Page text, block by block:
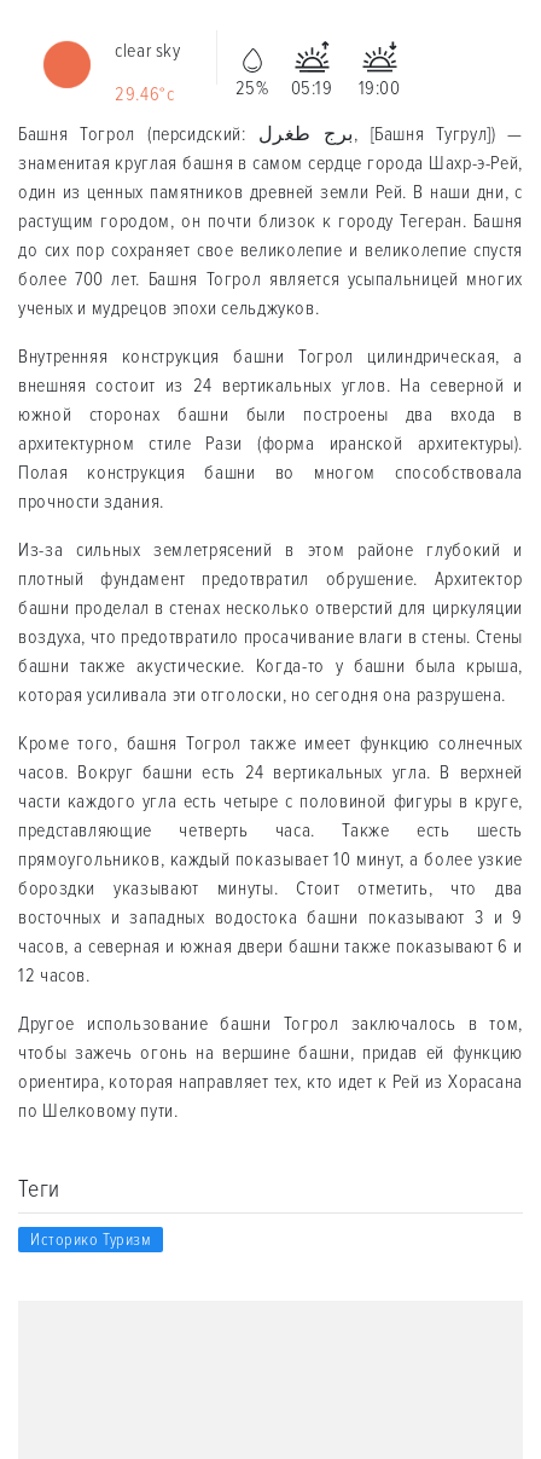
clear sky
29.46°c
25% 05:19
19:00
Башня Тогрол (персидский: برج طغرل, [Башня Тугрул]) —
знаменитая круглая башня в самом сердце города Шахр-э-Рей,
один из ценных памятников древней земли Рей. В наши дни, с
растущим городом, он почти близок к городу Тегеран. Башня
до сих пор сохраняет свое великолепие и великолепие спустя
более 700 лет. Башня Тогрол является усыпальницей многих
ученых и мудрецов эпохи сельджуков.
Внутренняя конструкция башни Тогрол цилиндрическая, а
внешняя состоит из 24 вертикальных углов. На северной и
южной сторонах башни были построены два входа в
архитектурном стиле Рази (форма иранской архитектуры).
Полая конструкция башни во многом способствовала
прочности здания.
Из-за сильных землетрясений в этом районе глубокий и
плотный фундамент предотвратил обрушение. Архитектор
башни проделал в стенах несколько отверстий для циркуляции
воздуха, что предотвратило просачивание влаги в стены. Стены
башни также акустические. Когда-то у башни была крыша,
которая усиливала эти отголоски, но сегодня она разрушена.
Кроме того, башня Тогрол также имеет функцию солнечных
часов. Вокруг башни есть 24 вертикальных угла. В верхней
части каждого угла есть четыре с половиной фигуры в круге,
представляющие четверть часа. Также есть шесть
прямоугольников, каждый показывает 10 минут, а более узкие
бороздки указывают минуты. Стоит отметить, что два
восточных и западных водостока башни показывают 3 и 9
часов, а северная и южная двери башни также показывают 6 и
12 часов.
Другое использование башни Тогрол заключалось в том,
чтобы зажечь огонь на вершине башни, придав ей функцию
ориентира, которая направляет тех, кто идет к Рей из Хорасана
по Шелковому пути.
Теги
Историко Туризм